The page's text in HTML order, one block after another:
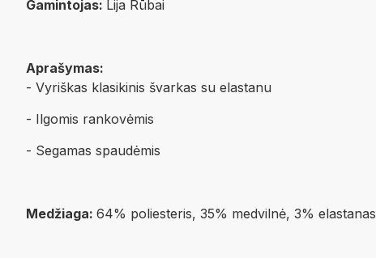
Gamintojas: Lija Rūbai
Aprašymas:
- Vyriškas klasikinis švarkas su elastanu
- Ilgomis rankovėmis
- Segamas spaudėmis
Medžiaga: 64% poliesteris, 35% medvilnė, 3% elastanas